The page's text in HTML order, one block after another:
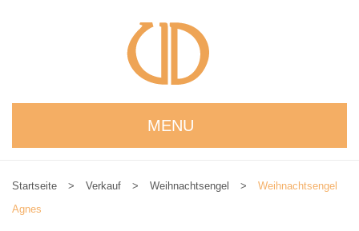
MENU
Startseite > Verkauf > Weihnachtsengel >
Weihnachtsengel
Agnes